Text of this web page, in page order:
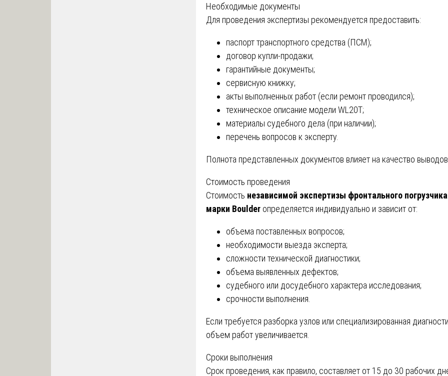
Необходимые документы
Для проведения экспертизы рекомендуется предоставить:
паспорт транспортного средства (ПСМ);
договор купли-продажи;
гарантийные документы;
сервисную книжку;
акты выполненных работ (если ремонт проводился);
техническое описание модели WL20T;
материалы судебного дела (при наличии);
перечень вопросов к эксперту.
Полнота представленных документов влияет на качество выводов.
Стоимость проведения
Стоимость независимой экспертизы фронтального погрузчика
марки Boulder определяется индивидуально и зависит от:
объема поставленных вопросов;
необходимости выезда эксперта;
сложности технической диагностики;
объема выявленных дефектов;
судебного или досудебного характера исследования;
срочности выполнения.
Если требуется разборка узлов или специализированная
объем работ увеличивается.
Сроки выполнения
Срок проведения, как правило, составляет от 15 до 30 рабочих